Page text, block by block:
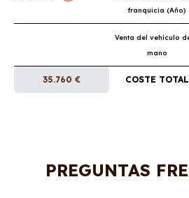
franquicia (Año)
Venta del vehículo
mano
35.760 € COSTE TOTAL
PREGUNTAS